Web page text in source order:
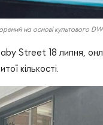
на основі культового
Street 18 липня,
кількості.